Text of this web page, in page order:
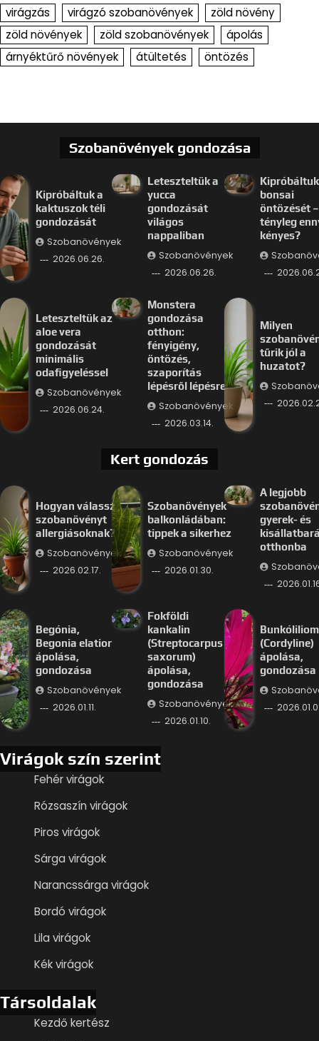
virágzás virágzó szobanövények
zöld növény
zöld növények
zöld szobanövények
ápolás
árnyéktűrő növények
átültetés öntözés
Szobanövények gondozása
Kipróbáltuk a
kaktuszok téli
gondozását
Szobanövények
2026.06.26.
Leteszteltük a
yucca
gondozását
világos
nappaliban
Szobanövények
2026.06.26.
bonsai
öntözését –
tényleg
kényes?
Leteszteltük az
aloe vera
gondozását
minimális
odafigyeléssel
Szobanövények
2026.06.24.
Monstera
gondozása
otthon:
fényigény,
öntözés,
szaporítás
lépésről lépésre
Szobanövények
2026.03.14.
Milyen
tűrik jól a
huzatot?
Kert gondozás
Hogyan válassz
szobanövényt
allergiásoknak?
Szobanövények
2026.02.17.
Szobanövények
balkonládában:
tippek a sikerhez
Szobanövények
2026.01.30.
A legjobb
gyerek- és
otthonba
Begónia,
Begonia elatior
ápolása,
gondozása
Szobanövények
2026.01.11.
Fokföldi
kankalin
(Streptocarpus
saxorum)
ápolása,
gondozása
Szobanövények
2026.01.10.
Bunkóliliom
(Cordyline)
ápolása,
gondozása
Virágok szín szerint
Fehér virágok
Rózsaszín virágok
Piros virágok
Sárga virágok
Narancssárga virágok
Bordó virágok
Lila virágok
Kék virágok
Társoldalak
Kezdő kertész